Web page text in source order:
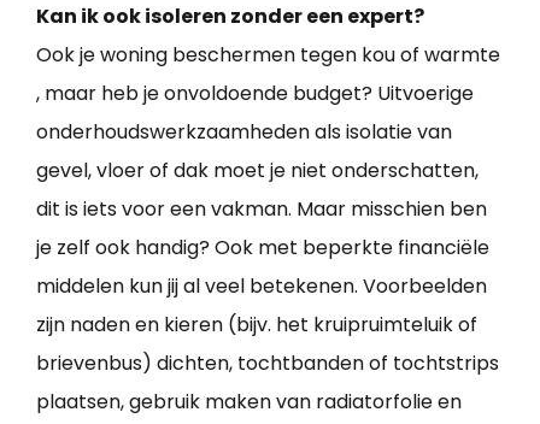
Kan ik ook isoleren zonder een expert?
Ook je woning beschermen tegen kou of warmte
, maar heb je onvoldoende budget? Uitvoerige
onderhoudswerkzaamheden als isolatie van
gevel, vloer of dak moet je niet onderschatten,
dit is iets voor een vakman. Maar misschien ben
je zelf ook handig? Ook met beperkte financiële
middelen kun jij al veel betekenen. Voorbeelden
zijn naden en kieren (bijv. het kruipruimteluik of
brievenbus) dichten, tochtbanden of tochtstrips
plaatsen, gebruik maken van radiatorfolie en